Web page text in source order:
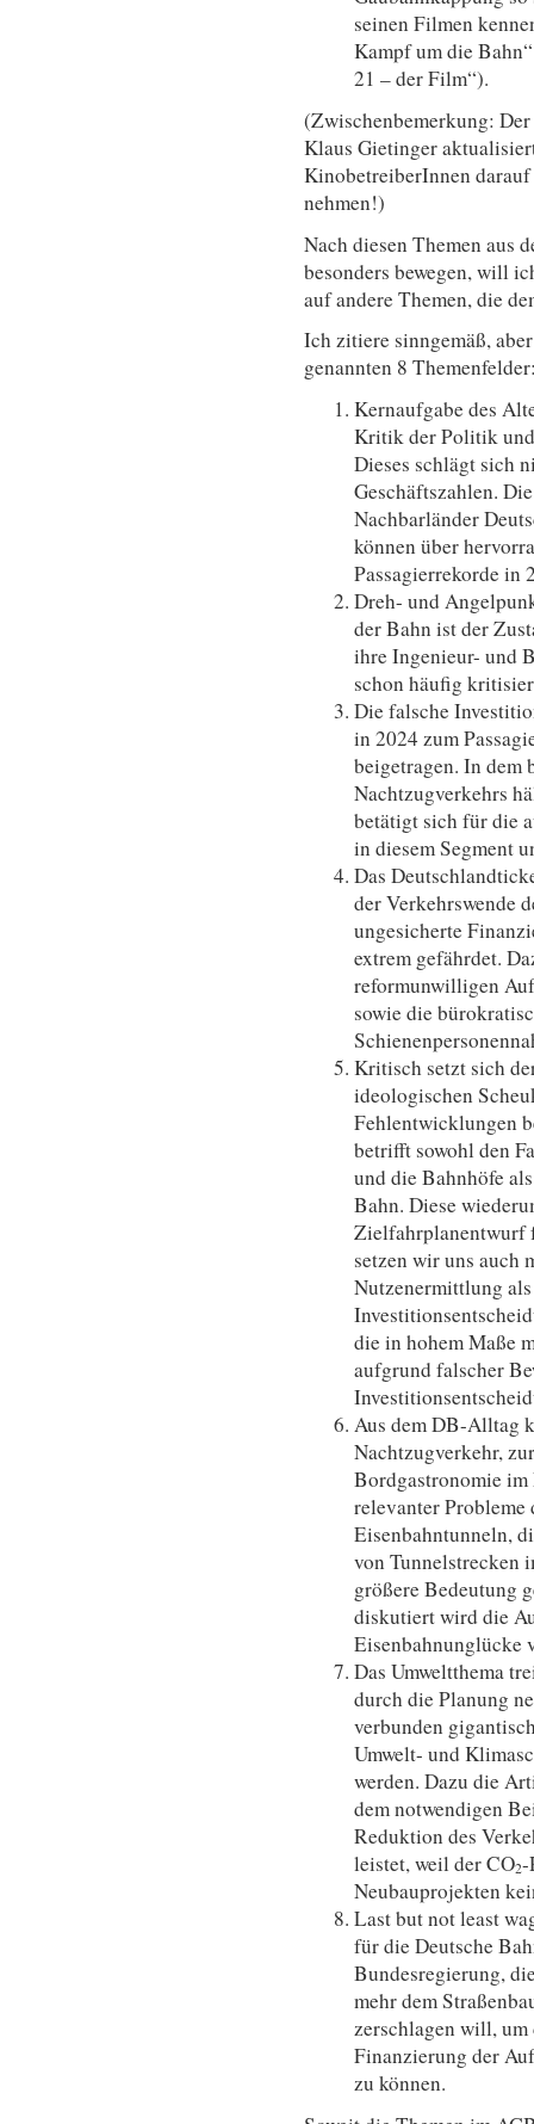
seinen Filmen
Kampf um die
21 – der Film“).
(Zwischenbemerkung:
Klaus Gietinger
KinobetreiberInnen
nehmen!)
Nach diesen Themen aus
besonders bewegen, will
auf andere Themen, die
Ich zitiere sinngemäß,
genannten 8
Kernaufgabe des
Kritik der Politik und
Dieses schlägt sich
Geschäftszahlen.
Nachbarländer
können über
Passagierrekorde in
Dreh- und
der Bahn ist der
ihre Ingenieur- und
schon häufig
Die falsche
in 2024 zum
beigetragen. In dem
Nachtzugverkehrs
betätigt sich für die
in diesem Segment
Das
der Verkehrswende
ungesicherte
extrem gefährdet.
reformunwilligen
sowie die
Kritisch setzt sich
ideologischen
Fehlentwicklungen
betrifft sowohl den
und die Bahnhöfe
Bahn. Diese
Zielfahrplanentwurf
setzen wir uns auch
Nutzenermittlung
die in hohem Maße
aufgrund falscher
Aus dem DB-Alltag
Nachtzugverkehr,
Bordgastronomie
relevanter Probleme
Eisenbahntunneln,
von Tunnelstrecken
größere Bedeutung
diskutiert wird die
Eisenbahnunglücke
Das Umweltthema
durch die Planung
verbunden
Umwelt- und
werden. Dazu die
dem notwendigen
Reduktion des
leistet, weil der CO2-
Neubauprojekten
Last but not least
für die Deutsche
Bundesregierung,
mehr dem
zerschlagen will,
Finanzierung der
zu können.